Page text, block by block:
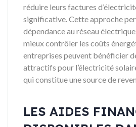
réduire leurs factures
significative. Cette approche
dépendance au réseau
mieux contrôler les coûts
entreprises peuvent bénéficier
attractifs pour l’électricité
qui constitue une source de
LES AIDES